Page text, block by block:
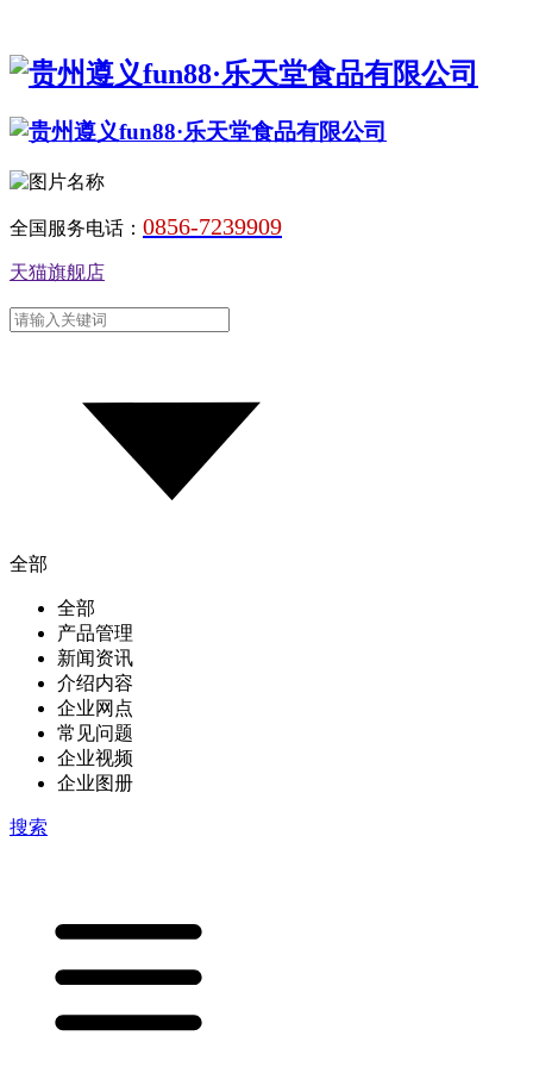
全国服务电话： 0856-7239909
天猫旗舰店
全部
全部
产品管理
新闻资讯
介绍内容
企业网点
常见问题
企业视频
企业图册
搜索